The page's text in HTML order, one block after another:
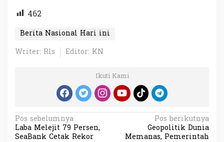
462
Berita Nasional Hari ini
Writer: Rls
Editor: KN
Ikuti Kami
N
a
Pos sebelumnya
Laba Melejit 79 Persen,
SeaBank Cetak Rekor
Pos berikutnya
Geopolitik Dunia
Memanas, Pemerintah